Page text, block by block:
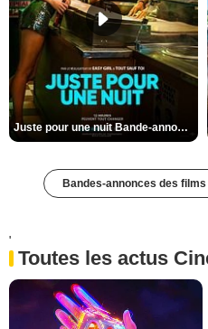
Juste pour une nuit Bande-annonce VO STFR
Bandes-annonces des
'
Toutes les actus